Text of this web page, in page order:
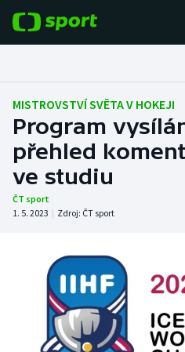
Fotbal
Hokej
Tenis
Atletika
DALŠÍ SPORTY
Americký fotbal
NEPŘEHLÉDNĚTE
MISTROVSTVÍ SVĚTA V HOKEJI
Program
přehled
ve studiu
ČT sport
1. 5. 2023 | Zdroj: ČT sport